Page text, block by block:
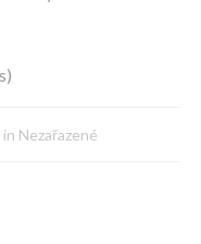
Nezařazené